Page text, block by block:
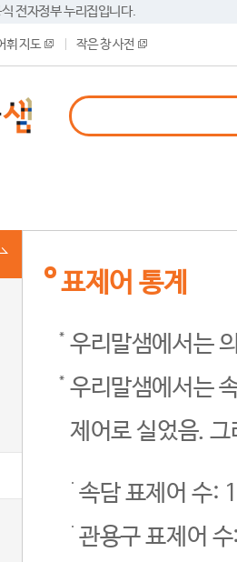
전자정부 누리집입니다.
휘 지도 작은 창 사전
표제어 통계
우리말샘에서는
우리말샘에서는
제어로 실었음.
속담 표제어 수:
관용구 표제어